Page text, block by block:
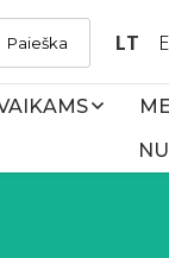
Paieška LT